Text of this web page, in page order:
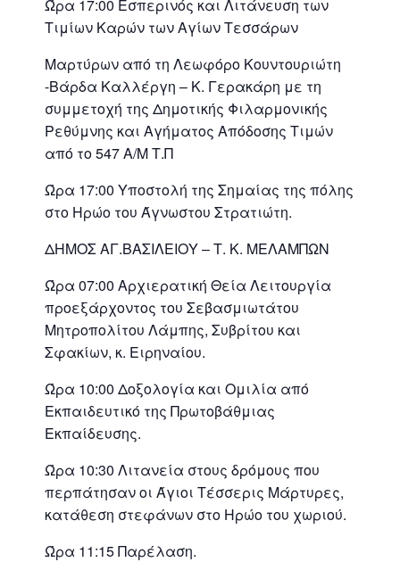
Ώρα 17:00 Εσπερινός και Λιτάνευση των
Τιμίων Καρών των Αγίων Τεσσάρων
Μαρτύρων από τη Λεωφόρο Κουντουριώτη
-Βάρδα Καλλέργη – Κ. Γερακάρη με τη
συμμετοχή της Δημοτικής Φιλαρμονικής
Ρεθύμνης και Αγήματος Απόδοσης Τιμών
από το 547 Α/Μ Τ.Π
Ώρα 17:00 Υποστολή της Σημαίας της πόλης
στο Ηρώο του Άγνωστου Στρατιώτη.
ΔΗΜΟΣ ΑΓ.ΒΑΣΙΛΕΙΟΥ – Τ. Κ. ΜΕΛΑΜΠΩΝ
Ώρα 07:00 Αρχιερατική Θεία Λειτουργία
προεξάρχοντος του Σεβασμιωτάτου
Μητροπολίτου Λάμπης, Συβρίτου και
Σφακίων, κ. Ειρηναίου.
Ώρα 10:00 Δοξολογία και Ομιλία από
Εκπαιδευτικό της Πρωτοβάθμιας
Εκπαίδευσης.
Ώρα 10:30 Λιτανεία στους δρόμους που
περπάτησαν οι Άγιοι Τέσσερις Μάρτυρες,
κατάθεση στεφάνων στο Ηρώο του χωριού.
Ώρα 11:15 Παρέλαση.